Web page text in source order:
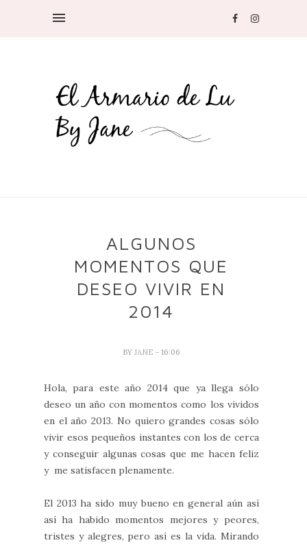
ALGUNOS
MOMENTOS QUE
DESEO VIVIR EN
2014
BY JANE - 16:06
Hola, para este año 2014 que ya llega sólo
deseo un año con momentos como los vividos
en el año 2013. No quiero grandes cosas sólo
vivir esos pequeños instantes con los de cerca
y conseguir algunas cosas que me hacen feliz
y me satisfacen plenamente.
El 2013 ha sido muy bueno en general aún así
así ha habido momentos mejores y peores,
tristes y alegres, pero así es la vida. Mirando